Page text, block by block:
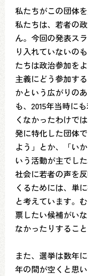
私たちがこの団体
私たちは、若者の
ん。今回の発表ス
り入れていないの
たちは政治参加を
主義にどう参加す
かという広がりの
も、2015年当時に
くなかったわけで
発に特化した団体
よう」とか、「い
いう活動が主でし
社会に若者の声を
くるためには、単
と考えています。
票したい候補がい
なかったりするこ
また、選挙は数年
年の間が空くと思